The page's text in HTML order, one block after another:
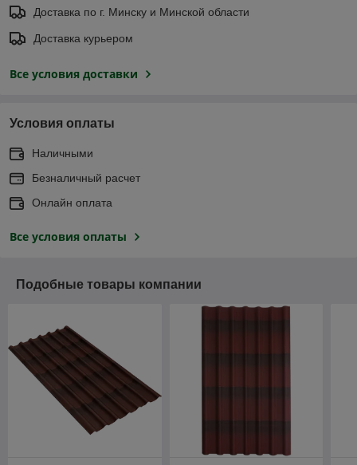
Доставка по г. Минску и Минской области
Доставка курьером
Все условия доставки
Условия оплаты
Наличными
Безналичный расчет
Онлайн оплата
Все условия оплаты
Подобные товары компании